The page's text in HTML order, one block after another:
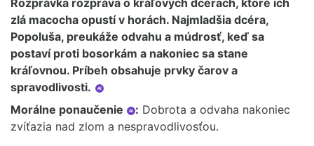
Rozprávka rozpráva o kráľových dcérach, ktoré ich
zlá macocha opustí v horách. Najmladšia dcéra,
Popoluša, preukáže odvahu a múdrosť, keď sa
postaví proti bosorkám a nakoniec sa stane
kráľovnou. Príbeh obsahuje prvky čarov a
spravodlivosti.
AI
Morálne ponaučenie AI : Dobrota a odvaha nakoniec
zvíťazia nad zlom a nespravodlivosťou.